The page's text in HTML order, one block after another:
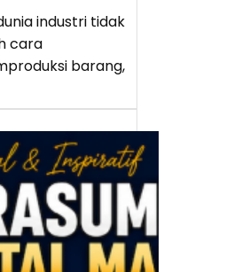
industri tidak
cara
barang,